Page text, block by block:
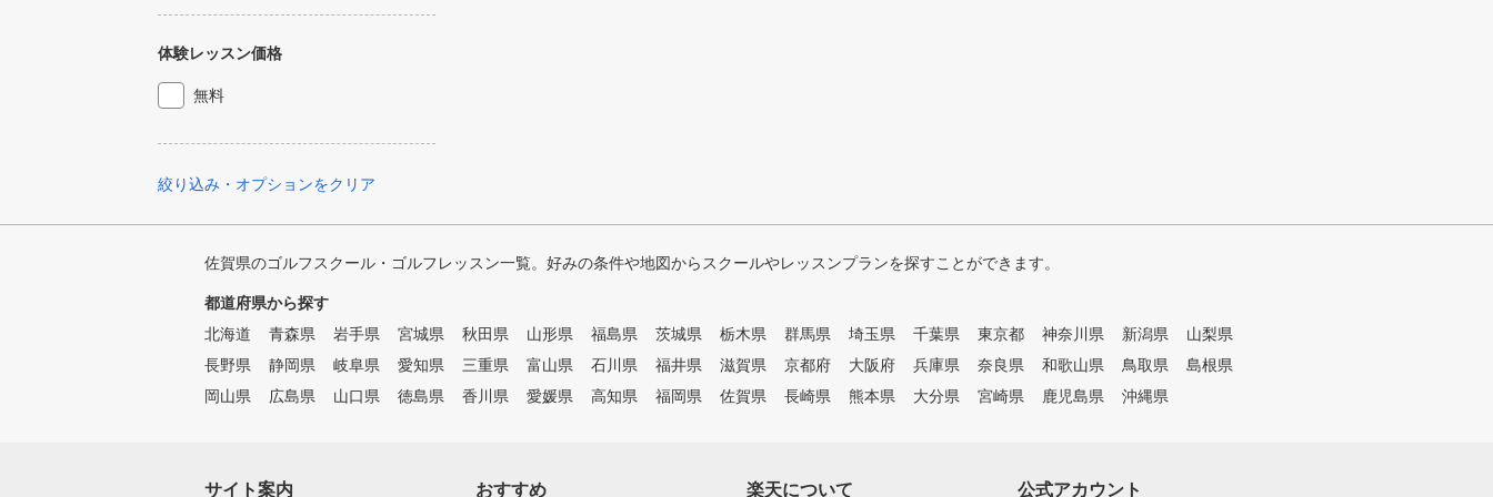
体験レッスン価格
無料
絞り込み・オプションをクリア
佐賀県のゴルフスクール・ゴルフレッスン一覧。好みの条件や地図からスクールやレッスンプランを探すことができます。
都道府県から探す
北海道
青森県 岩手県 宮城県 秋田県 山形県 福島県 茨城県 栃木県 群馬県 埼玉県 千葉県 東京都 神奈川県 新潟県
山梨県
長野県
静岡県 岐阜県 愛知県 三重県 富山県 石川県 福井県 滋賀県 京都府 大阪府 兵庫県 奈良県 和歌山県 鳥取県
島根県
岡山県
広島県 山口県 徳島県 香川県 愛媛県 高知県 福岡県 佐賀県 長崎県 熊本県 大分県 宮崎県 鹿児島県 沖縄県
サイト案内 おすすめ 楽天について 公式アカウント